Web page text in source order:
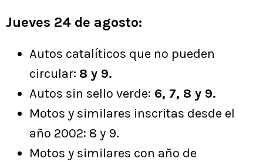
Jueves 24 de agosto:
Autos catalíticos que no pueden
circular: 8 y 9.
Autos sin sello verde: 6, 7, 8 y 9.
Motos y similares inscritas desde el
año 2002: 8 y 9.
Motos y similares con año de